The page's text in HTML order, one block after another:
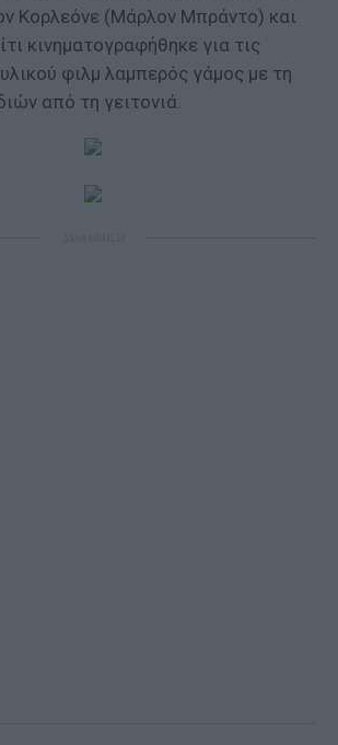
Κορλεόνε (Μάρλον Μπράντο) και
κινηματογραφήθηκε για τις
φιλμ λαμπερός γάμος με τη
από τη γειτονιά.